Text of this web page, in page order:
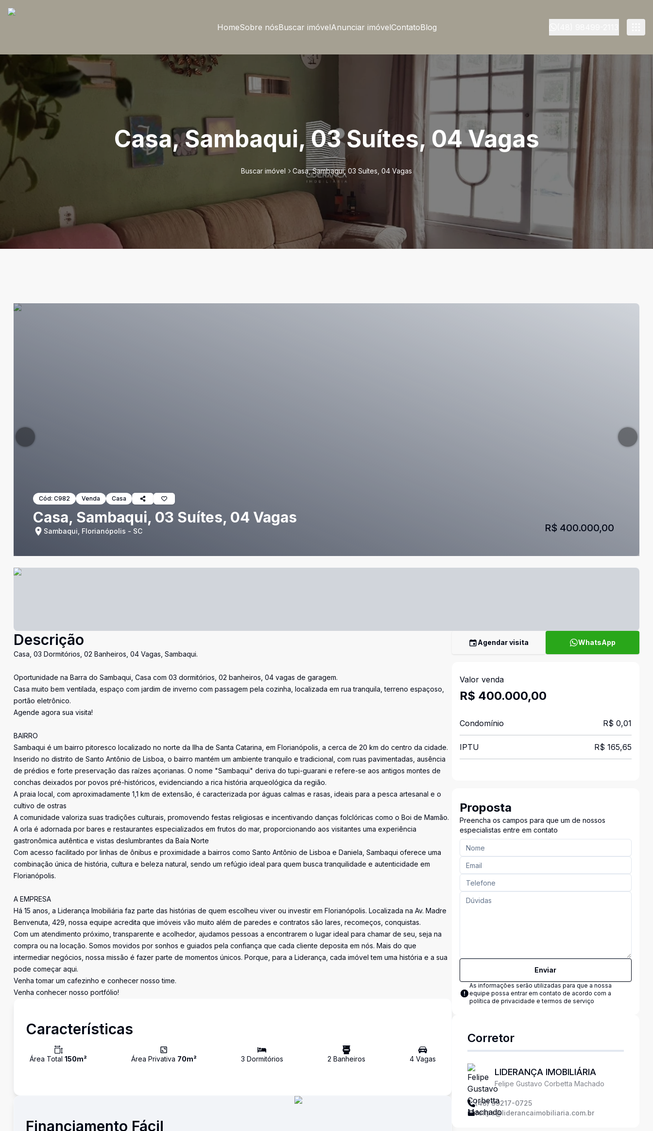
HomeSobre nósBuscar imóvelAnunciar imóvelContatoBlog
Casa, Sambaqui, 03 Suítes, 04 Vagas
Buscar imóvel Casa, Sambaqui, 03 Suítes, 04 Vagas
Cód: C982 Venda Casa
Casa, Sambaqui, 03 Suítes, 04 Vagas
Sambaqui, Florianópolis - SC R$ 400.000,00
Descrição
Casa, 03 Dormitórios, 02 Banheiros, 04 Vagas, Sambaqui.
Oportunidade na Barra do Sambaqui, Casa com 03 dormitórios, 02 banheiros, 04 vagas de garagem.
Casa muito bem ventilada, espaço com jardim de inverno com passagem pela cozinha, localizada em rua tranquila, terreno espaçoso,
portão eletrônico.
Agende agora sua visita!
BAIRRO
Sambaqui é um bairro pitoresco localizado no norte da Ilha de Santa Catarina, em Florianópolis, a cerca de 20 km do centro da cidade.
Inserido no distrito de Santo Antônio de Lisboa, o bairro mantém um ambiente tranquilo e tradicional, com ruas pavimentadas, ausência
de prédios e forte preservação das raízes açorianas. O nome "Sambaqui" deriva do tupi-guarani e refere-se aos antigos montes de
conchas deixados por povos pré-históricos, evidenciando a rica história arqueológica da região.
A praia local, com aproximadamente 1,1 km de extensão, é caracterizada por águas calmas e rasas, ideais para a pesca artesanal e o
cultivo de ostras
A comunidade valoriza suas tradições culturais, promovendo festas religiosas e incentivando danças folclóricas como o Boi de Mamão.
A orla é adornada por bares e restaurantes especializados em frutos do mar, proporcionando aos visitantes uma experiência
gastronômica autêntica e vistas deslumbrantes da Baía Norte
Com acesso facilitado por linhas de ônibus e proximidade a bairros como Santo Antônio de Lisboa e Daniela, Sambaqui oferece uma
combinação única de história, cultura e beleza natural, sendo um refúgio ideal para quem busca tranquilidade e autenticidade em
Florianópolis.
A EMPRESA
Há 15 anos, a Liderança Imobiliária faz parte das histórias de quem escolheu viver ou investir em Florianópolis. Localizada na Av. Madre
Benvenuta, 429, nossa equipe acredita que imóveis vão muito além de paredes e contratos são lares, recomeços, conquistas.
Com um atendimento próximo, transparente e acolhedor, ajudamos pessoas a encontrarem o lugar ideal para chamar de seu, seja na
compra ou na locação. Somos movidos por sonhos e guiados pela confiança que cada cliente deposita em nós. Mais do que
intermediar negócios, nossa missão é fazer parte de momentos únicos. Porque, para a Liderança, cada imóvel tem uma história e a sua
pode começar aqui.
Venha tomar um cafezinho e conhecer nosso time.
Venha conhecer nosso portfólio!
Características
Área Total 150m² Área Privativa 70m² 3 Dormitórios 2 Banheiros 4Vagas
Financiamento Fácil
Agendar visita WhatsApp
Valor venda
R$ 400.000,00
Condomínio R$ 0,01
IPTU R$ 165,65
Proposta
Preencha os campos para que um de nossos
especialistas entre em contato
Enviar
As informações serão utilizadas para que a nossa
equipe possa entrar em contato de acordo com a
política de privacidade e termos de serviço
Corretor
LIDERANÇA IMOBILIÁRIA
Felipe Gustavo Corbetta Machado
(48) 99217-0725
felipe@liderancaimobiliaria.com.br